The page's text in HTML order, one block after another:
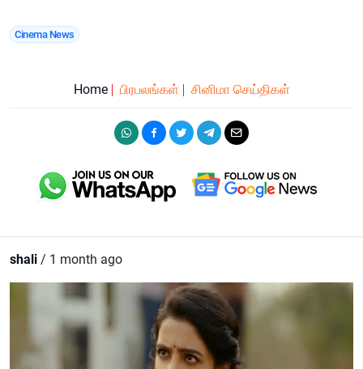
Cinema News
Home பிரபலங்கள் சினிமா செய்திகள்
shali / 1 month ago